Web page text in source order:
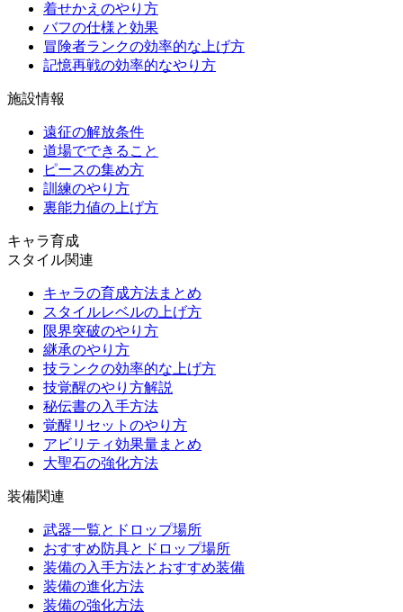
着せかえのやり方
バフの仕様と効果
冒険者ランクの効率的な上げ方
記憶再戦の効率的なやり方
施設情報
遠征の解放条件
道場でできること
ピースの集め方
訓練のやり方
裏能力値の上げ方
キャラ育成
スタイル関連
キャラの育成方法まとめ
スタイルレベルの上げ方
限界突破のやり方
継承のやり方
技ランクの効率的な上げ方
技覚醒のやり方解説
秘伝書の入手方法
覚醒リセットのやり方
アビリティ効果量まとめ
大聖石の強化方法
装備関連
武器一覧とドロップ場所
おすすめ防具とドロップ場所
装備の入手方法とおすすめ装備
装備の進化方法
装備の強化方法